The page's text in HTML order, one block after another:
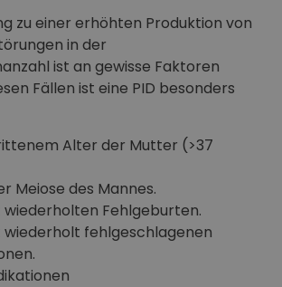
zu einer erhöhten Produktion von
in der
ist an gewisse Faktoren
Fällen ist eine PID besonders
Alter der Mutter (>37
Meiose des Mannes.
wiederholten Fehlgeburten.
wiederholt fehlgeschlagenen